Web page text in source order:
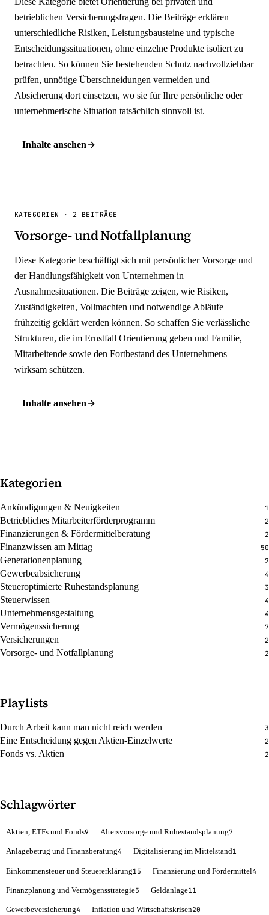
betrieblichen Versicherungsfragen. Die Beiträge erklären
unterschiedliche Risiken, Leistungsbausteine und typische
Entscheidungssituationen, ohne einzelne Produkte isoliert zu
betrachten. So können Sie bestehenden Schutz nachvollziehbar
prüfen, unnötige Überschneidungen vermeiden und
Absicherung dort einsetzen, wo sie für Ihre persönliche oder
unternehmerische Situation tatsächlich sinnvoll ist.
Inhalte ansehen
KATEGORIEN · 2 BEITRÄGE
Vorsorge- und Notfallplanung
Diese Kategorie beschäftigt sich mit persönlicher Vorsorge und
der Handlungsfähigkeit von Unternehmen in
Ausnahmesituationen. Die Beiträge zeigen, wie Risiken,
Zuständigkeiten, Vollmachten und notwendige Abläufe
frühzeitig geklärt werden können. So schaffen Sie verlässliche
Strukturen, die im Ernstfall Orientierung geben und Familie,
Mitarbeitende sowie den Fortbestand des Unternehmens
wirksam schützen.
Inhalte ansehen
Kategorien
Ankündigungen & Neuigkeiten 1
Betriebliches Mitarbeiterförderprogramm 2
Finanzierungen & Fördermittelberatung 2
Finanzwissen am Mittag 50
Generationenplanung 2
Gewerbeabsicherung 4
Steueroptimierte Ruhestandsplanung 3
Steuerwissen 4
Unternehmensgestaltung 4
Vermögenssicherung 7
Versicherungen 2
Vorsorge- und Notfallplanung 2
Playlists
Durch Arbeit kann man nicht reich werden 3
Eine Entscheidung gegen Aktien-Einzelwerte 2
Fonds vs. Aktien 2
Schlagwörter
Aktien, ETFs und Fonds9 Altersvorsorge und Ruhestandsplanung7
Anlagebetrug und Finanzberatung4 Digitalisierung im Mittelstand1
Einkommensteuer und Steuererklärung15 Finanzierung und Fördermittel4
Finanzplanung und Vermögensstrategie5 Geldanlage11
Gewerbeversicherung4 Inflation und Wirtschaftskrisen20